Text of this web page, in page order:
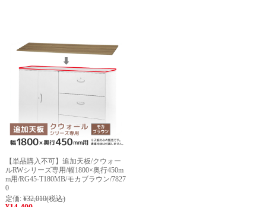
【単品購入不可】追加天板/クウォー
ルRWシリーズ専用/幅1800×奥行450m
m用/RG45-T180MB/モカブラウン/7827
0
定価: ¥32,010(税込)